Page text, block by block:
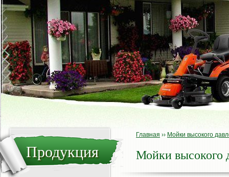
Главная ›› Мойки высокого
Мойки высокого
Продукция